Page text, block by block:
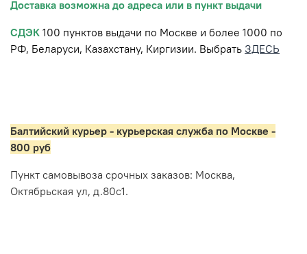
Доставка возможна до адреса или в пункт выдачи
СДЭК 100 пунктов выдачи по Москве и более 1000 по
РФ, Беларуси, Казахстану, Киргизии. Выбрать ЗДЕСЬ
Балтийский курьер - курьерская служба по Москве -
800 руб
Пункт самовывоза срочных заказов: Москва,
Октябрьская ул, д.80с1.